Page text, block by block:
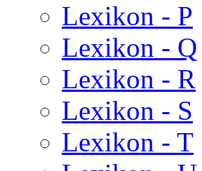
Lexikon - P
Lexikon - Q
Lexikon - R
Lexikon - S
Lexikon - T